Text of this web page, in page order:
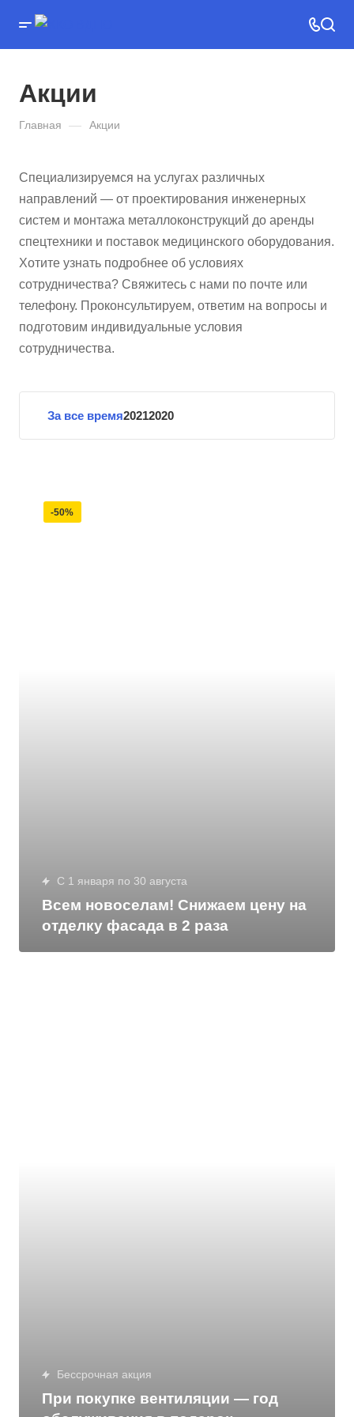
Акции
Главная — Акции
Специализируемся на услугах различных
направлений — от проектирования инженерных
систем и монтажа металлоконструкций до аренды
спецтехники и поставок медицинского оборудования.
Хотите узнать подробнее об условиях
сотрудничества? Свяжитесь с нами по почте или
телефону. Проконсультируем, ответим на вопросы и
подготовим индивидуальные условия
сотрудничества.
За все время20212020
c 1 января по 30 августа
Всем новоселам! Снижаем цену на
отделку фасада в 2 раза
-50%
Бессрочная акция
При покупке вентиляции — год